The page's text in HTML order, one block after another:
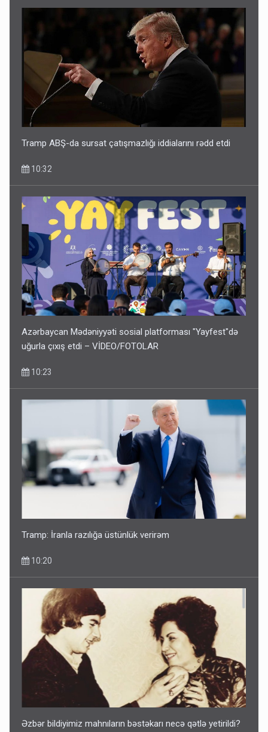
Tramp ABŞ-da sursat çatışmazlığı iddialarını rədd etdi
10:32
Azərbaycan Mədəniyyəti sosial platforması "Yayfest"də
uğurla çıxış etdi – VİDEO/FOTOLAR
10:23
Tramp: İranla razılığa üstünlük verirəm
10:20
Əzbər bildiyimiz mahnıların bəstəkarı necə qətlə yetirildi?